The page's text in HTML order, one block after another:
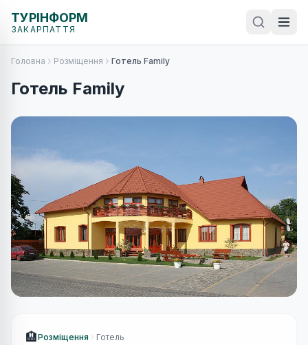
ТУРІНФОРМ
ЗАКАРПАТТЯ
Головна Розміщення Готель Family
Готель Family
🏨Розміщення Готель